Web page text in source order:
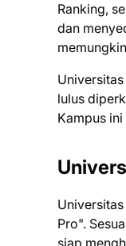
Ranking,
dan
lulus
Kampus
Pro".
siap